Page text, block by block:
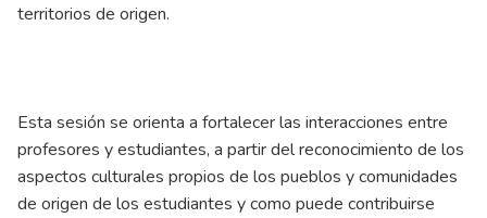
territorios de origen.
Esta sesión se orienta a fortalecer las interacciones entre
profesores y estudiantes, a partir del reconocimiento de los
aspectos culturales propios de los pueblos y comunidades
de origen de los estudiantes y como puede contribuirse